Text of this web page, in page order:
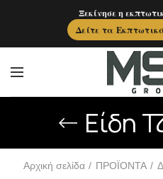
Είδη
Αρχική σελίδα ΠΡΟΪΟΝΤΑ
Ξεκίνησε η
Δείτε τα